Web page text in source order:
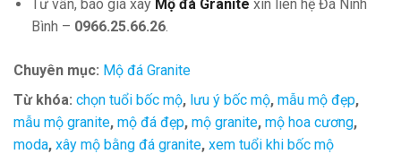
Tư vấn, báo giá xây Mộ đá Granite xin liên hệ Đá Ninh
Bình – 0966.25.66.26
Chuyên mục: Mộ đá Granite
Từ khóa: chọn tuổi bốc mộ, lưu ý bốc mộ, mẫu mộ đẹp,
mẫu mộ granite, mộ đá đẹp, mộ granite, mộ hoa cương,
moda, xây mộ bằng đá granite, xem tuổi khi bốc mộ